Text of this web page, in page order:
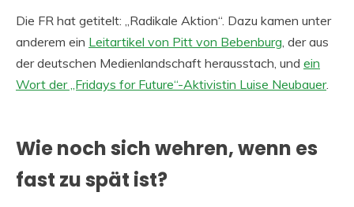
Die FR hat getitelt: „Radikale Aktion“. Dazu kamen unter
anderem ein Leitartikel von Pitt von Bebenburg, der aus
der deutschen Medienlandschaft herausstach, und ein
Wort der „Fridays for Future“-Aktivistin Luise Neubauer.
Wie noch sich wehren, wenn es
fast zu spät ist?